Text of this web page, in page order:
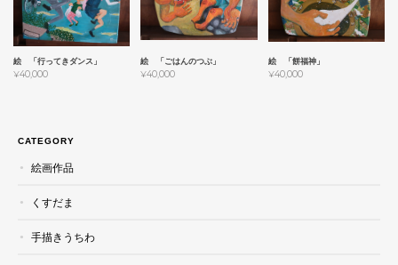
絵 「行ってきダンス」
¥40,000
絵 「ごはんのつぶ」
¥40,000
絵 「餅福神」
¥40,000
CATEGORY
絵画作品
くすだま
手描きうちわ